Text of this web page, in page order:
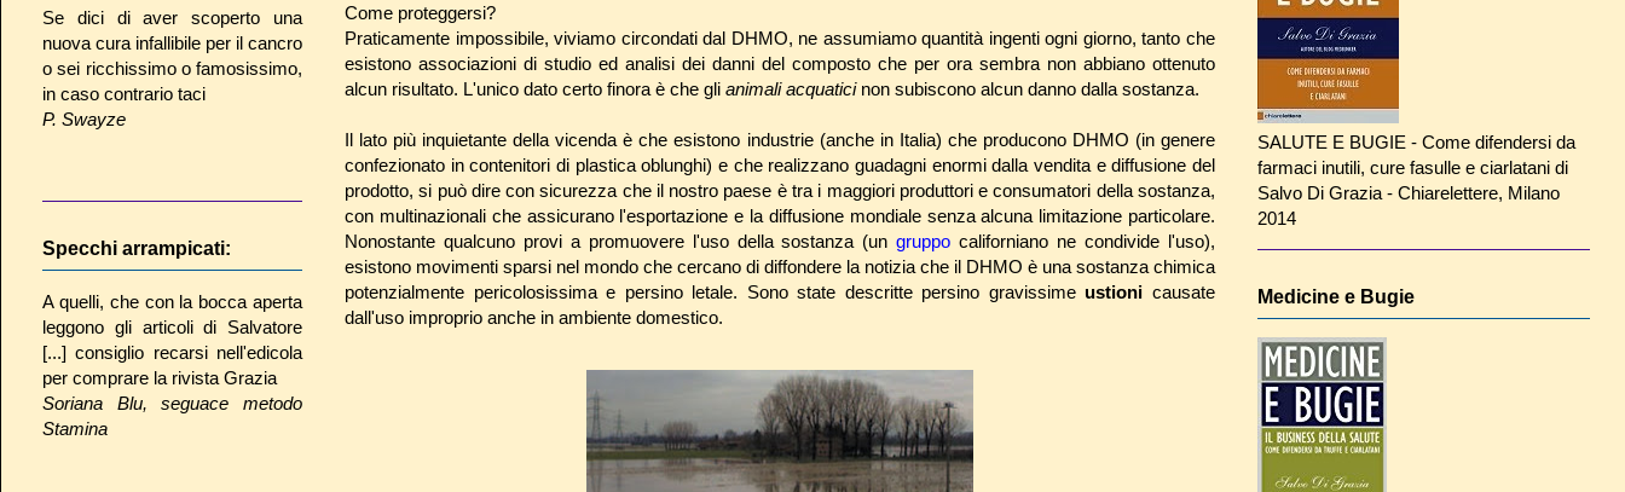
Come proteggersi?
Praticamente impossibile, viviamo circondati dal DHMO, ne assumiamo quantità ingenti ogni giorno, tanto che
esistono associazioni di studio ed analisi dei danni del composto che per ora sembra non abbiano ottenuto
alcun risultato. L'unico dato certo finora è che gli animali acquaticinon subiscono alcun danno dalla sostanza.
Il lato più inquietante della vicenda è che esistono industrie (anche in Italia) che producono DHMO (in genere
confezionato in contenitori di plastica oblunghi) e che realizzano guadagni enormi dalla vendita e diffusione del
prodotto, si può dire con sicurezza che il nostro paese è tra i maggiori produttori e consumatori della sostanza,
con multinazionali che assicurano l'esportazione e la diffusione mondiale senza alcuna limitazione particolare.
Nonostante qualcuno provi a promuovere l'uso della sostanza (ungruppo californiano ne condivide l'uso),
esistono movimenti sparsi nel mondo che cercano di diffondere la notizia che il DHMO è una sostanza chimica
potenzialmente pericolosissima e persino letale. Sono state descritte persino gravissime ustionicausate
dall'uso improprio anche in ambiente domestico.
Se dici di aver scoperto una
nuova cura infallibile per il cancro
o sei ricchissimo o famosissimo,
in caso contrario taci
P. Swayze
Specchi arrampicati:
A quelli, che con la bocca aperta
leggono gli articoli di Salvatore
[...] consiglio recarsi nell'edicola
per comprare la rivista Grazia
Soriana Blu, seguace metodo
Stamina
SALUTE E BUGIE - Come difendersi da
farmaci inutili, cure fasulle e ciarlatani di
Salvo Di Grazia - Chiarelettere, Milano
2014
Medicine e Bugie